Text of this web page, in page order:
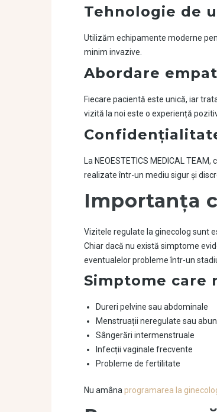
Tehnologie de
Utilizăm echipamente moderne
minim invazive.
Abordare
Fiecare pacientă este unică, iar
vizită la noi este o experiență
La NEOESTETICS MEDICAL
realizate într-un mediu sigur și
Importanța
Vizitele regulate la ginecolog sunt
Chiar dacă nu există simptome
eventualelor probleme într-un
Simptome care
Dureri pelvine sau abdominale
Menstruații neregulate sau
Sângerări intermenstruale
Infecții vaginale frecvente
Probleme de fertilitate
Nu amânaprogramarea la